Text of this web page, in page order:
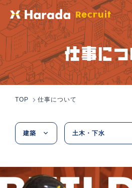
Recruit
仕事に
TOP 仕事について
建築 土木・下水